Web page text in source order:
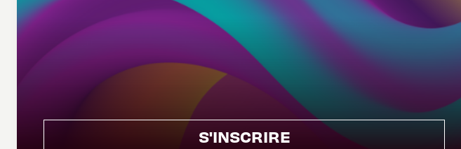
S'INSCRIRE